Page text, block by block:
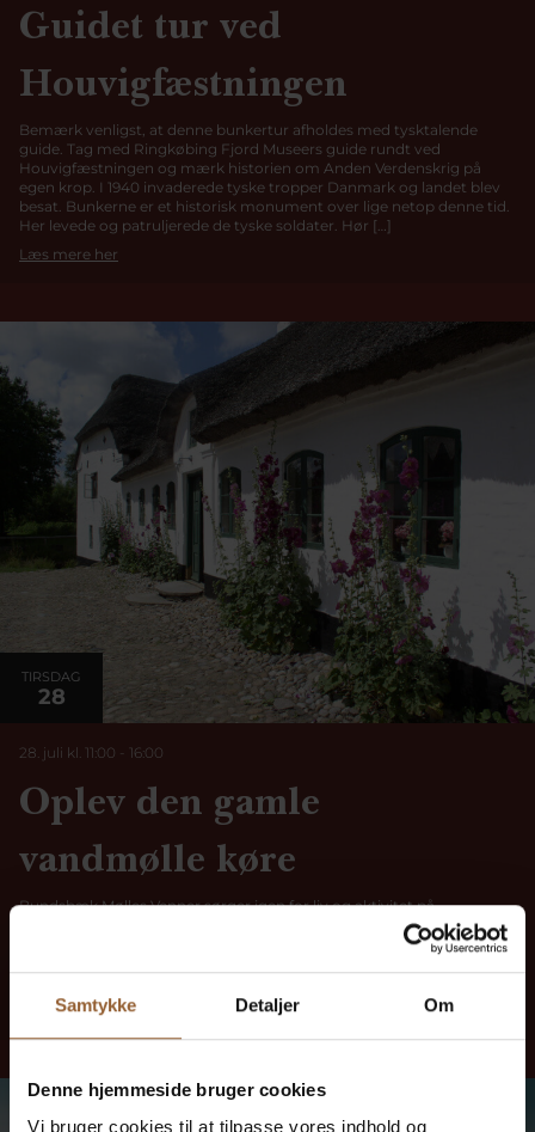
Samtykke Detaljer Om
Denne hjemmeside bruger cookies
Vi bruger cookies til at tilpasse vores indhold og
Guidet tur ved
Houvigfæstningen
Bemærk venligst, at denne bunkertur afholdes med tysktalende
guide. Tag med Ringkøbing Fjord Museers guide rundt ved
Houvigfæstningen og mærk historien om Anden Verdenskrig på
egen krop. I 1940 invaderede tyske tropper Danmark og landet blev
besat. Bunkerne er et historisk monument over lige netop denne tid.
Her levede og patruljerede de tyske soldater. Hør […]
Læs mere her
TIRSDAG
28
28. juli kl. 11:00 - 16:00
Oplev den gamle
vandmølle køre
Bundsbæk Mølles Venner sørger igen for liv og aktivitet på
Bundsbæk Mølle hen over sommeren. Kom og oplev de frivillige
møllere i arbejde, når de maler korn på den gamle vandmølle, og hør
Læs mere her